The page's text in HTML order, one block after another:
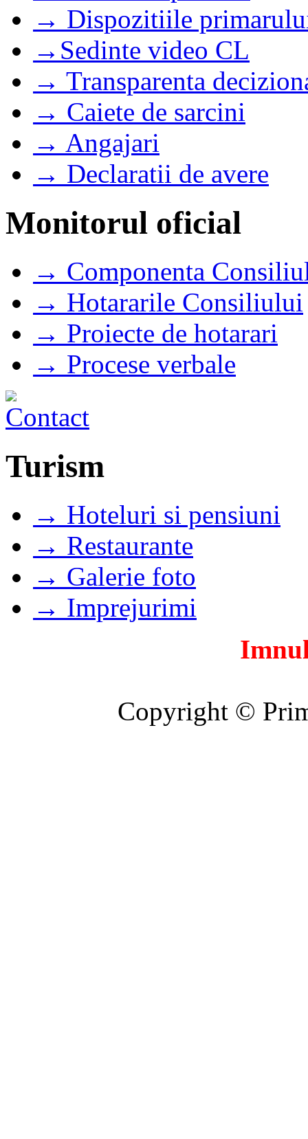
→ Dispozitiile
→Sedinte video CL
→ Transparenta
→ Caiete de sarcini
→ Angajari
→ Declaratii de avere
Monitorul oficial
→ Componenta
→ Hotararile Consiliului
→ Proiecte de hotarari
→ Procese verbale
Turism
→ Hoteluri si pensiuni
→ Restaurante
→ Galerie foto
→ Imprejurimi
Copyright ©